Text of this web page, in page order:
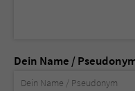
Dein Name /